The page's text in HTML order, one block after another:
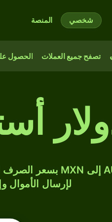
شخصي المنصة
تصفح جميع العملات الحصول
لإرسال الأموال